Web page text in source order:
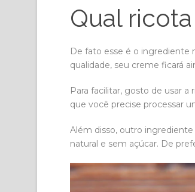
Qual
De fato esse é o ingrediente
qualidade, seu creme ficará
Para facilitar, gosto de usar
que você precise processar
Além disso, outro
natural e sem açúcar. De